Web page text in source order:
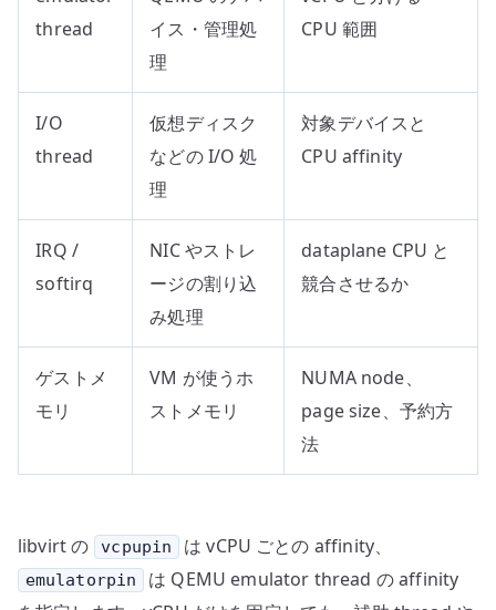
thread
イス・管理処
理
CPU 範囲
I/O
thread
仮想ディスク
などの I/O 処
理
対象デバイスと
CPU affinity
IRQ /
softirq
NIC やストレ
ージの割り込
み処理
dataplane CPU と
競合させるか
ゲストメ
モリ
VM が使うホ
ストメモリ
NUMA node、
page size、予約方
法
libvirt の vcpupin は vCPU ごとの affinity、
emulatorpin
は QEMU emulator thread の affinity